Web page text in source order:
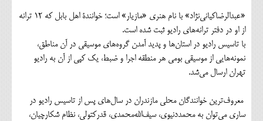
«عبدالرضاکیانی‌نژاد» با نام هنری «مازیار» است؛ خوانندۀ اهل بابل که 12 ترانه
از او در دفتر ترانه‌های رادیو ثبت شده است.
با تاسیس رادیو در استان‌ها و پدید آمدن گروه‌های موسیقی در آن مناطق،
نمونه‌هایی از موسیقی بومی هر منطقه اجرا و ضبط، یک کپی از آن به رادیو
تهران ارسال می‌شد.
معروف‌ترین خوانندگان محلی مازندران در سال‌های پس از تاسیس رادیو در
ساری می‌توان به محمددنیوی، سیف‌الله‌محمدی، قدرکتولی، نظام شکارچیان،